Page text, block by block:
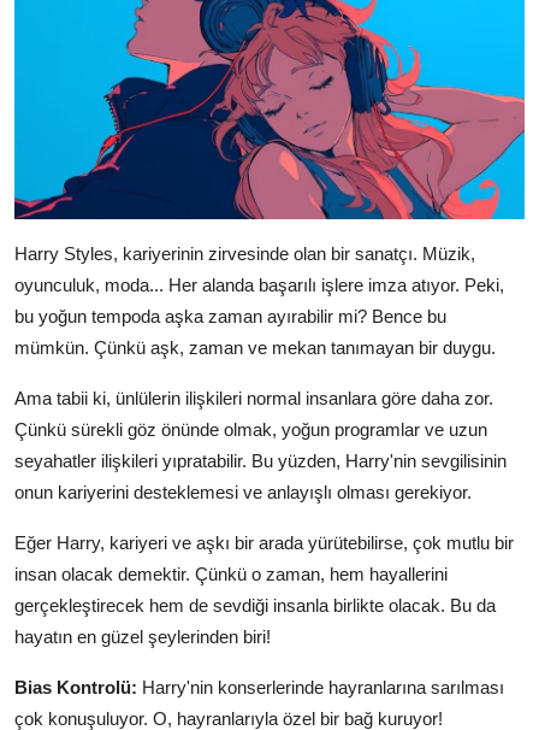
Harry Styles, kariyerinin zirvesinde olan bir sanatçı. Müzik,
oyunculuk, moda... Her alanda başarılı işlere imza atıyor. Peki,
bu yoğun tempoda aşka zaman ayırabilir mi? Bence bu
mümkün. Çünkü aşk, zaman ve mekan tanımayan bir duygu.
Ama tabii ki, ünlülerin ilişkileri normal insanlara göre daha zor.
Çünkü sürekli göz önünde olmak, yoğun programlar ve uzun
seyahatler ilişkileri yıpratabilir. Bu yüzden, Harry'nin sevgilisinin
onun kariyerini desteklemesi ve anlayışlı olması gerekiyor.
Eğer Harry, kariyeri ve aşkı bir arada yürütebilirse, çok mutlu bir
insan olacak demektir. Çünkü o zaman, hem hayallerini
gerçekleştirecek hem de sevdiği insanla birlikte olacak. Bu da
hayatın en güzel şeylerinden biri!
Bias Kontrolü: Harry'nin konserlerinde hayranlarına sarılması
çok konuşuluyor. O, hayranlarıyla özel bir bağ kuruyor!